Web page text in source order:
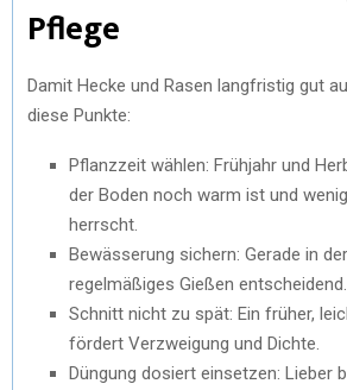
Pflege
Damit Hecke und Rasen langfristig gut
diese Punkte:
Pflanzzeit wählen: Frühjahr und
der Boden noch warm ist und
herrscht.
Bewässerung sichern: Gerade in
regelmäßiges Gießen entscheidend.
Schnitt nicht zu spät: Ein früher,
fördert Verzweigung und Dichte.
Düngung dosiert einsetzen: Lieber